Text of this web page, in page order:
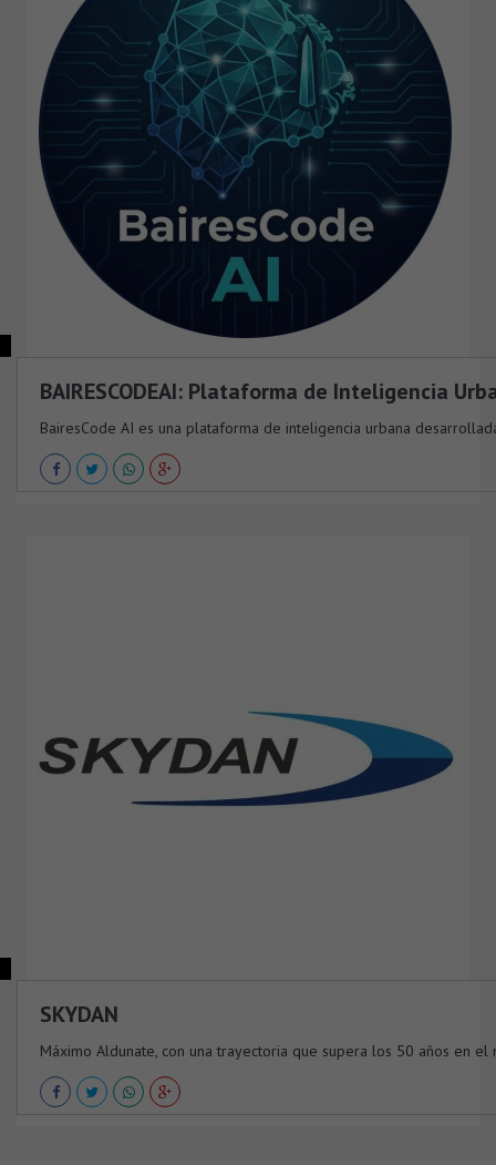
BAIRESCODEAI: Plataforma de Inteligencia
BairesCode AI es una plataforma de inteligencia urbana
SKYDAN
Máximo Aldunate, con una trayectoria que supera los 50 años en el